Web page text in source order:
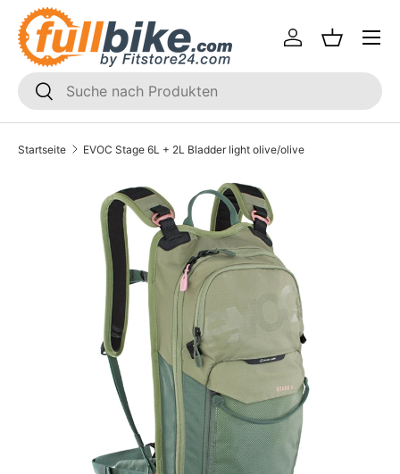
Direkt zum Inhalt
SUCHEN
Suchen
Einloggen
Menü
Startseite EVOC Stage 6L + 2L Bladder light olive/olive
Translation missing: